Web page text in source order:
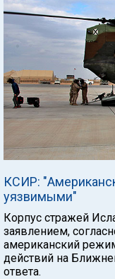
КСИР:
уязвимыми"
Корпус стражей
заявлением,
американский
действий на
ответа.